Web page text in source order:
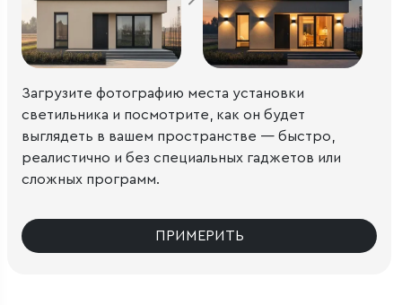
Загрузите фотографию места установки
светильника и посмотрите, как он будет
выглядеть в вашем пространстве — быстро,
реалистично и без специальных гаджетов или
сложных программ.
ПРИМЕРИТЬ